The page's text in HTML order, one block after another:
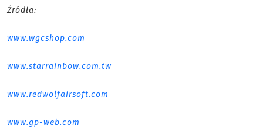
Źródła:
www.wgcshop.com
www.starrainbow.com.tw
www.redwolfairsoft.com
www.gp-web.com